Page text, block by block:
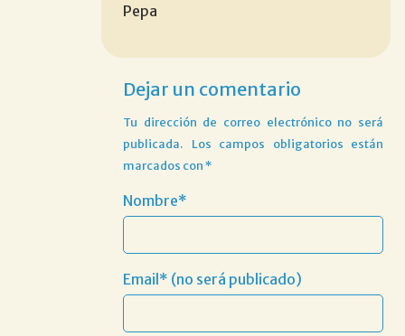
Pepa
Dejar un comentario
Tu dirección de correo electrónico no será
publicada.
Los campos obligatorios están
marcados con*
Nombre*
Email* (no será publicado)